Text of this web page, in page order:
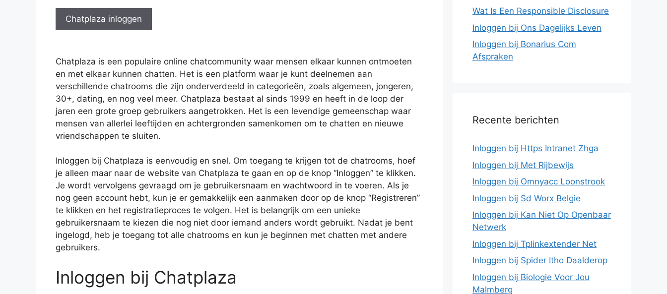
Chatplaza inloggen
Chatplaza is een populaire online chatcommunity waar mensen elkaar kunnen ontmoeten
en met elkaar kunnen chatten. Het is een platform waar je kunt deelnemen aan
verschillende chatrooms die zijn onderverdeeld in categorieën, zoals algemeen, jongeren,
30+, dating, en nog veel meer. Chatplaza bestaat al sinds 1999 en heeft in de loop der
jaren een grote groep gebruikers aangetrokken. Het is een levendige gemeenschap waar
mensen van allerlei leeftijden en achtergronden samenkomen om te chatten en nieuwe
vriendschappen te sluiten.
Inloggen bij Chatplaza is eenvoudig en snel. Om toegang te krijgen tot de chatrooms, hoef
je alleen maar naar de website van Chatplaza te gaan en op de knop “Inloggen” te klikken.
Je wordt vervolgens gevraagd om je gebruikersnaam en wachtwoord in te voeren. Als je
nog geen account hebt, kun je er gemakkelijk een aanmaken door op de knop “Registreren”
te klikken en het registratieproces te volgen. Het is belangrijk om een unieke
gebruikersnaam te kiezen die nog niet door iemand anders wordt gebruikt. Nadat je bent
ingelogd, heb je toegang tot alle chatrooms en kun je beginnen met chatten met andere
gebruikers.
Inloggen bij Chatplaza
Wat Is Een Responsible Disclosure
Inloggen bij Ons Dagelijks Leven
Inloggen bij Bonarius Com
Afspraken
Recente berichten
Inloggen bij Https Intranet Zhga
Inloggen bij Met Rijbewijs
Inloggen bij Omnyacc Loonstrook
Inloggen bij Sd Worx Belgie
Inloggen bij Kan Niet Op Openbaar
Netwerk
Inloggen bij Tplinkextender Net
Inloggen bij Spider Itho Daalderop
Inloggen bij Biologie Voor Jou
Malmberg